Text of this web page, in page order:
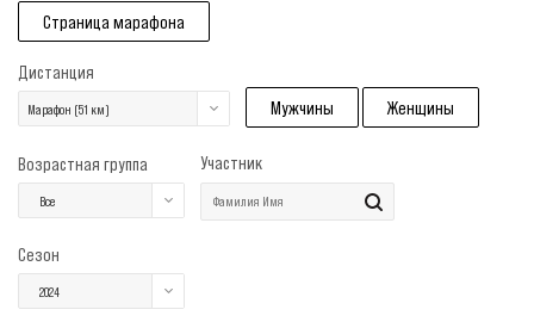
Страница марафона
Дистанция
Марафон (51 км) Мужчины Женщины
Возрастная группа
Все
Участник
Сезон
2024